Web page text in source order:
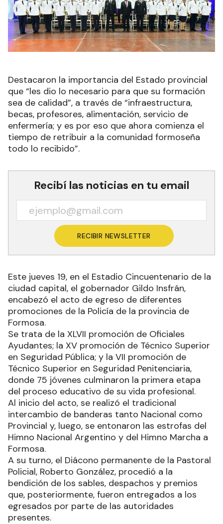
Destacaron la importancia del Estado provincial
que “les dio lo necesario para que su formación
sea de calidad”, a través de “infraestructura,
becas, profesores, alimentación, servicio de
enfermería; y es por eso que ahora comienza el
tiempo de retribuir a la comunidad formoseña
todo lo recibido”.
Recibí las noticias en tu email
RECIBIR NEWSLETTER
Este jueves 19, en el Estadio Cincuentenario de la
ciudad capital, el gobernador Gildo Insfrán,
encabezó el acto de egreso de diferentes
promociones de la Policía de la provincia de
Formosa.
Se trata de la XLVII promoción de Oficiales
Ayudantes; la XV promoción de Técnico Superior
en Seguridad Pública; y la VII promoción de
Técnico Superior en Seguridad Penitenciaria,
donde 75 jóvenes culminaron la primera etapa
del proceso educativo de su vida profesional.
Al inicio del acto, se realizó el tradicional
intercambio de banderas tanto Nacional como
Provincial y, luego, se entonaron las estrofas del
Himno Nacional Argentino y del Himno Marcha a
Formosa.
A su turno, el Diácono permanente de la Pastoral
Policial, Roberto González, procedió a la
bendición de los sables, despachos y premios
que, posteriormente, fueron entregados a los
egresados por parte de las autoridades
presentes.